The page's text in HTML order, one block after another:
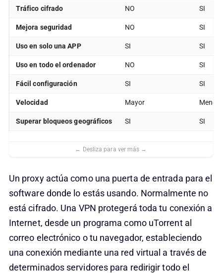
Tráfico cifrado NO SI
Mejora seguridad NO SI
Uso en solo una APP SI SI
Uso en todo el ordenador NO SI
Fácil configuración SI SI
Velocidad Mayor Menor
Superar bloqueos geográficos SI SI
Un proxy actúa como una puerta de entrada para el
software donde lo estás usando. Normalmente no
está cifrado. Una VPN protegerá toda tu conexión a
Internet, desde un programa como uTorrent al
correo electrónico o tu navegador, estableciendo
una conexión mediante una red virtual a través de
determinados servidores para redirigir todo el